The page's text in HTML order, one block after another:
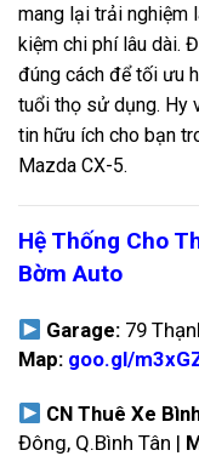
mang lại trải nghiệm
kiệm chi phí lâu dài.
đúng cách để tối ưu
tuổi thọ sử dụng. Hy
tin hữu ích cho bạn
Mazda CX-5.
Hệ Thống Cho
Bờm Auto
Garage: 79
Map: goo.gl/
CN Thuê Xe
Đông, Q.Bình Tân |